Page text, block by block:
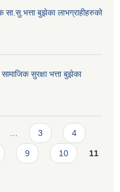
सा.सु.भत्ता बुझेका लाभग्राहीहरुको
सुरक्षा भत्ता बुझेका
3 4
9 10 11